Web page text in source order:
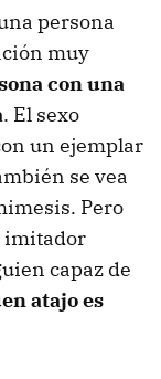
persona
muy
con una
. El sexo
un ejemplar
se vea
Pero
imitador
capaz de
atajo es